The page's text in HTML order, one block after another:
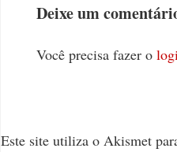
Deixe um
Você precisa fazer o
Este site utiliza o Akismet